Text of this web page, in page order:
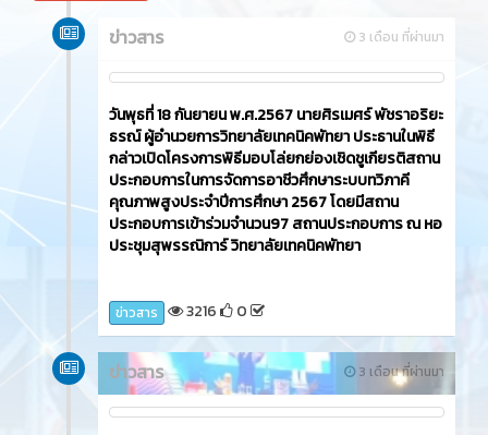
3 เดือน ที่ผ่านมา
ข่าวสาร
วันพุธที่ 18 กันยายน พ.ศ.2567 นายศิรเมศร์ พัชราอริยะ
ธรณ์ ผู้อำนวยการวิทยาลัยเทคนิคพัทยา ประธานในพิธี
กล่าวเปิดโครงการพิธีมอบโล่ยกย่องเชิดชูเกียรติสถาน
ประกอบการในการจัดการอาชีวศึกษาระบบทวิภาคี
คุณภาพสูงประจำปีการศึกษา 2567 โดยมีสถาน
ประกอบการเข้าร่วมจำนวน97 สถานประกอบการ ณ หอ
ประชุมสุพรรณิการ์ วิทยาลัยเทคนิคพัทยา
ข่าวสาร 3216 0
3 เดือน ที่ผ่านมา
ข่าวสาร